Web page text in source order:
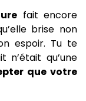
fait encore
brise non
espoir. Tu te
qu’une
que votre